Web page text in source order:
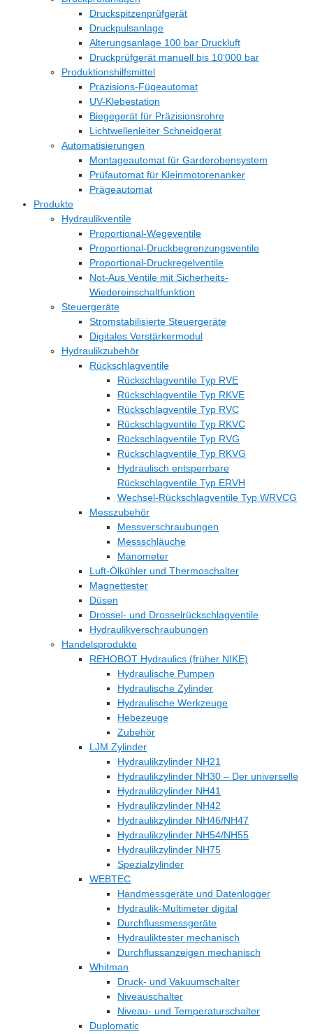
Druckspitzenprüfgerät
Druckpulsanlage
Alterungsanlage 100 bar Druckluft
Druckprüfgerät manuell bis 10‘000 bar
Produktionshilfsmittel
Präzisions-Fügeautomat
UV-Klebestation
Biegegerät für Präzisionsrohre
Lichtwellenleiter Schneidgerät
Automatisierungen
Montageautomat für Garderobensystem
Prüfautomat für Kleinmotorenanker
Prägeautomat
Produkte
Hydraulikventile
Proportional-Wegeventile
Proportional-Druckbegrenzungsventile
Proportional-Druckregelventile
Not-Aus Ventile mit Sicherheits-
Wiedereinschaltfunktion
Steuergeräte
Stromstabilisierte Steuergeräte
Digitales Verstärkermodul
Hydraulikzubehör
Rückschlagventile
Rückschlagventile Typ RVE
Rückschlagventile Typ RKVE
Rückschlagventile Typ RVC
Rückschlagventile Typ RKVC
Rückschlagventile Typ RVG
Rückschlagventile Typ RKVG
Hydraulisch entsperrbare
Rückschlagventile Typ ERVH
Wechsel-Rückschlagventile Typ WRVCG
Messzubehör
Messverschraubungen
Messschläuche
Manometer
Luft-Ölkühler und Thermoschalter
Magnettester
Düsen
Drossel- und Drosselrückschlagventile
Hydraulikverschraubungen
Handelsprodukte
REHOBOT Hydraulics (früher NIKE)
Hydraulische Pumpen
Hydraulische Zylinder
Hydraulische Werkzeuge
Hebezeuge
Zubehör
LJM Zylinder
Hydraulikzylinder NH21
Hydraulikzylinder NH30 – Der universelle
Hydraulikzylinder NH41
Hydraulikzylinder NH42
Hydraulikzylinder NH46/NH47
Hydraulikzylinder NH54/NH55
Hydraulikzylinder NH75
Spezialzylinder
WEBTEC
Handmessgeräte und Datenlogger
Hydraulik-Multimeter digital
Durchflussmessgeräte
Hydrauliktester mechanisch
Durchflussanzeigen mechanisch
Whitman
Druck- und Vakuumschalter
Niveauschalter
Niveau- und Temperaturschalter
Duplomatic